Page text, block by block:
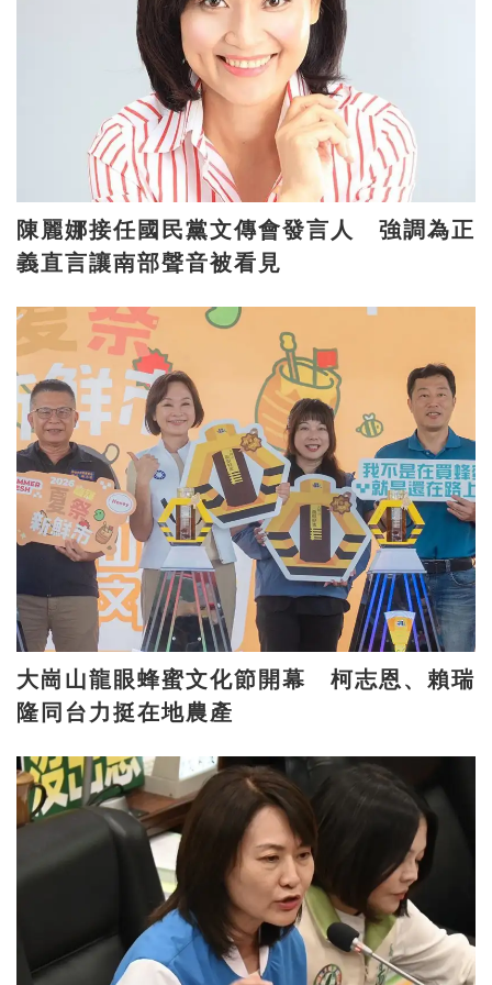
陳麗娜接任國民黨文傳會發言人 強調為正
義直言讓南部聲音被看見
大崗山龍眼蜂蜜文化節開幕 柯志恩、賴瑞
隆同台力挺在地農產